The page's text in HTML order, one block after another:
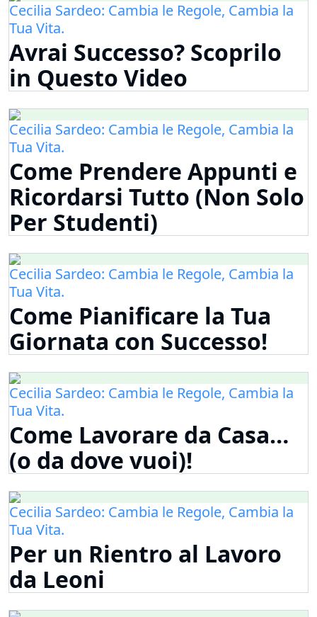
Cecilia Sardeo: Cambia le Regole, Cambia la
Tua Vita.
Avrai Successo? Scoprilo
in Questo Video
Cecilia Sardeo: Cambia le Regole, Cambia la
Tua Vita.
Come Prendere Appunti e
Ricordarsi Tutto (Non Solo
Per Studenti)
Cecilia Sardeo: Cambia le Regole, Cambia la
Tua Vita.
Come Pianificare la Tua
Giornata con Successo!
Cecilia Sardeo: Cambia le Regole, Cambia la
Tua Vita.
Come Lavorare da Casa…
(o da dove vuoi)!
Cecilia Sardeo: Cambia le Regole, Cambia la
Tua Vita.
Per un Rientro al Lavoro
da Leoni